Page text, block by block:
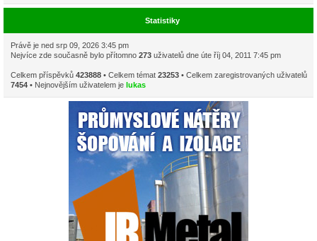
Statistiky
Právě je ned srp 09, 2026 3:45 pm
Nejvíce zde současně bylo přítomno 273 uživatelů dne úte říj 04, 2011 7:45 pm
Celkem příspěvků 423888 • Celkem témat 23253 • Celkem zaregistrovaných uživatelů
7454 • Nejnovějším uživatelem je lukas